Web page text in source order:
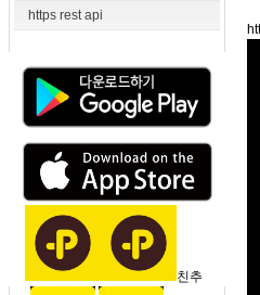
https rest api
친추